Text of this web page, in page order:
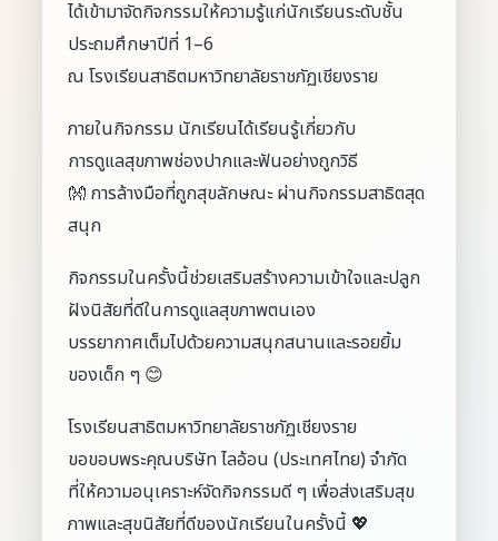
ได้เข้ามาจัดกิจกรรมให้ความรู้แก่นักเรียนระดับชั้น
ประถมศึกษาปีที่ 1–6
ณ โรงเรียนสาธิตมหาวิทยาลัยราชภัฏเชียงราย
ภายในกิจกรรม นักเรียนได้เรียนรู้เกี่ยวกับ
การดูแลสุขภาพช่องปากและฟันอย่างถูกวิธี
👐 การล้างมือที่ถูกสุขลักษณะ ผ่านกิจกรรมสาธิตสุด
สนุก
กิจกรรมในครั้งนี้ช่วยเสริมสร้างความเข้าใจและปลูก
ฝังนิสัยที่ดีในการดูแลสุขภาพตนเอง
บรรยากาศเต็มไปด้วยความสนุกสนานและรอยยิ้ม
ของเด็ก ๆ 😊
โรงเรียนสาธิตมหาวิทยาลัยราชภัฏเชียงราย
ขอขอบพระคุณบริษัท ไลอ้อน (ประเทศไทย) จำกัด
ที่ให้ความอนุเคราะห์จัดกิจกรรมดี ๆ เพื่อส่งเสริมสุข
ภาพและสุขนิสัยที่ดีของนักเรียนในครั้งนี้ 💖